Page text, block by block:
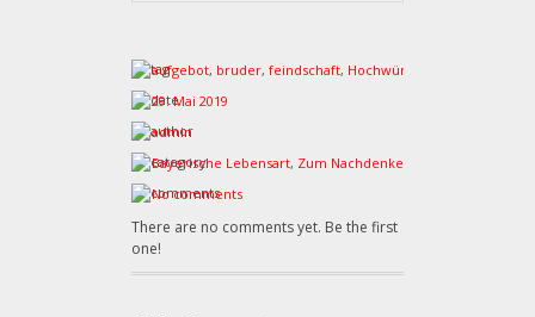
aufgebot, bruder, feindschaft, Hochwürden
29. Mai 2019
admin
Bayerische Lebensart, Zum Nachdenken
No comments
There are no comments yet. Be the first
one!